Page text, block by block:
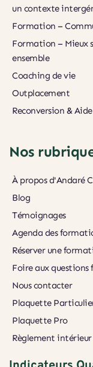
un contexte
Formation –
Formation – Mieux
ensemble
Coaching de vie
Outplacement
Reconversion &
Nos
À propos d'Andaré
Blog
Témoignages
Agenda des
Réserver une
Foire aux questions
Nous contacter
Plaquette
Plaquette Pro
Règlement